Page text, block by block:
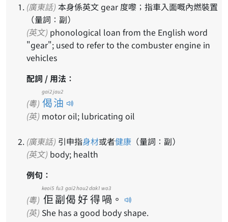
(廣東話)
（量詞：副）
(英文)
"gear"; used to refer to the combuster engine in
vehicles
配詞 / 用法：
(粵) 偈油
gai2 jau2
(英) motor oil; lubricating oil
(廣東話) 引申指身材或者健康 （量詞：副）
(英文) body; health
例句：
(粵) 佢
keoi5
副
fu3
偈
gai2
好
hou2
得
dak1
喎
wo3
。
(英) She has a good body shape.